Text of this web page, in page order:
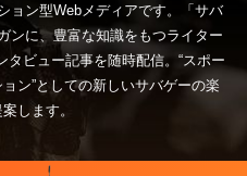
ョン型Webメディアです。「サバ
ンに、豊富な知識をもつライター
ビュー記事を随時配信。“スポー
ョン”としての新しいサバゲーの楽
します。